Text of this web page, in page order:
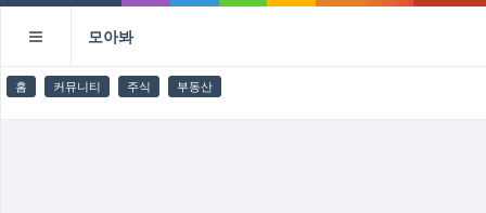
모아봐
홈 커뮤니티 주식 부동산